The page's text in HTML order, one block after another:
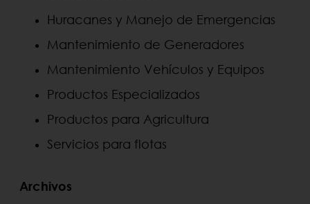
Huracanes y Manejo de Emergencias
Mantenimiento de Generadores
Mantenimiento Vehículos y Equipos
Productos Especializados
Productos para Agricultura
Servicios para flotas
Archivos